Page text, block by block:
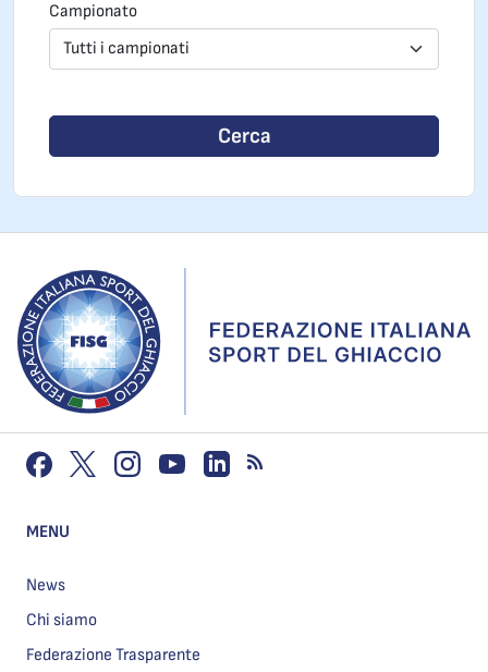
Campionato
Tutti i campionati
Cerca
MENU
News
Chi siamo
Federazione Trasparente